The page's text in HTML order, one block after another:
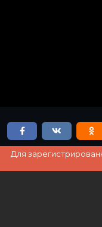
Для